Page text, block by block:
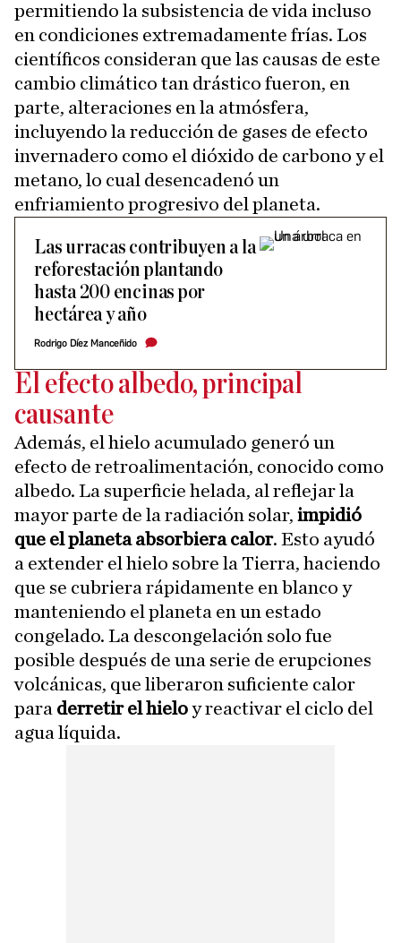
permitiendo la subsistencia de vida incluso
en condiciones extremadamente frías. Los
científicos consideran que las causas de este
cambio climático tan drástico fueron, en
parte, alteraciones en la atmósfera,
incluyendo la reducción de gases de efecto
invernadero como el dióxido de carbono y el
metano, lo cual desencadenó un
enfriamiento progresivo del planeta.
Las urracas contribuyen a la
reforestación plantando
hasta 200 encinas por
hectárea y año
Rodrigo Díez Manceñido
El efecto albedo, principal
causante
Además, el hielo acumulado generó un
efecto de retroalimentación, conocido como
albedo. La superficie helada, al reflejar la
mayor parte de la radiación solar, impidió
que el planeta absorbiera calor. Esto ayudó
a extender el hielo sobre la Tierra, haciendo
que se cubriera rápidamente en blanco y
manteniendo el planeta en un estado
congelado. La descongelación solo fue
posible después de una serie de erupciones
volcánicas, que liberaron suficiente calor
para derretir el hieloy reactivar el ciclo del
agua líquida.